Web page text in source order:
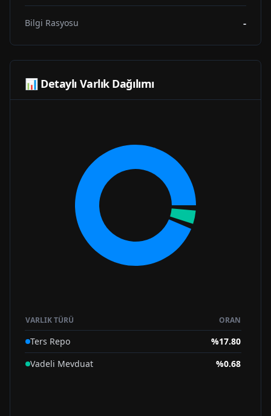
Bilgi Rasyosu -
📊 Detaylı Varlık Dağılımı
VARLIK TÜRÜ ORAN
Ters Repo %17.80
Vadeli Mevduat
%0.68